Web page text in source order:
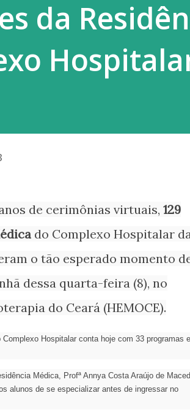
da
de cerimônias virtuais, 129
do Complexo Hospitalar
o tão esperado momento
dessa quarta-feira (8), no
do Ceará (HEMOCE).
Hospitalar conta hoje com 33 programas e
Médica, Profª Annya Costa Araújo de
alunos de se especializar antes de ingressar no